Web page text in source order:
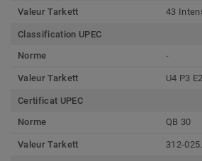
Valeur Tarkett 43
Classification UPEC
Norme
-
Valeur Tarkett U4 P3
Certificat UPEC
Norme
QB 30
Valeur Tarkett 312-